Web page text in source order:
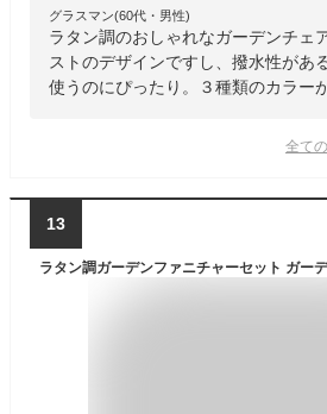
グラスマン(60代・男性)
ラタン調のおしゃれなガーデンチェ
ストのデザインですし、撥水性があ
使うのにぴったり。３種類のカラー
全て
13